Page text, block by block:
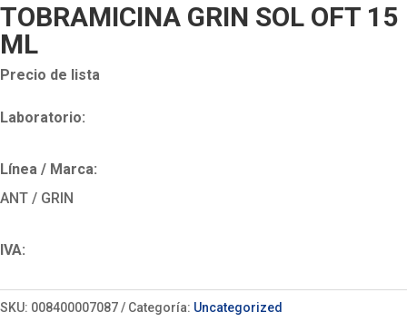
TOBRAMICINA GRIN SOL OFT 15
ML
Precio de lista
Laboratorio:
Línea / Marca:
ANT / GRIN
IVA:
SKU: 008400007087 Categoría: Uncategorized